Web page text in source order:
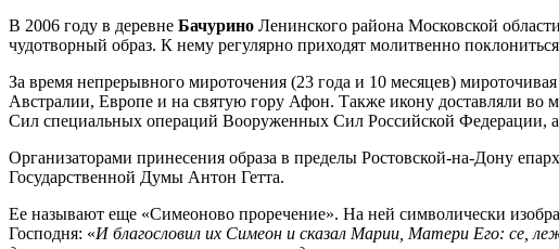
В 2006 году в деревне Бачурино Ленинского района Московской
чудотворный образ. К нему регулярно приходят молитвенно
За время непрерывного мироточения (23 года и 10 месяцев)
Австралии, Европе и на святую гору Афон. Также икону доставляли во
Сил специальных операций Вооруженных Сил Российской Федерации, а
Организаторами принесения образа в пределы Ростовской-на-Дону
Государственной Думы Антон Гетта.
Ее называют еще «Симеоново проречение». На ней символически
Господня: «И благословил их Симеон и сказал Марии, Матери Его: се,